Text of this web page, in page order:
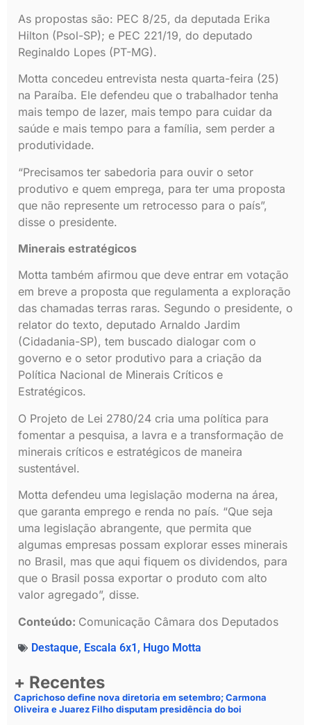
As propostas são: PEC 8/25, da deputada Erika
Hilton (Psol-SP); e PEC 221/19, do deputado
Reginaldo Lopes (PT-MG).
Motta concedeu entrevista nesta quarta-feira (25)
na Paraíba. Ele defendeu que o trabalhador tenha
mais tempo de lazer, mais tempo para cuidar da
saúde e mais tempo para a família, sem perder a
produtividade.
“Precisamos ter sabedoria para ouvir o setor
produtivo e quem emprega, para ter uma proposta
que não represente um retrocesso para o país”,
disse o presidente.
Minerais estratégicos
Motta também afirmou que deve entrar em votação
em breve a proposta que regulamenta a exploração
das chamadas terras raras. Segundo o presidente, o
relator do texto, deputado Arnaldo Jardim
(Cidadania-SP), tem buscado dialogar com o
governo e o setor produtivo para a criação da
Política Nacional de Minerais Críticos e
Estratégicos.
O Projeto de Lei 2780/24 cria uma política para
fomentar a pesquisa, a lavra e a transformação de
minerais críticos e estratégicos de maneira
sustentável.
Motta defendeu uma legislação moderna na área,
que garanta emprego e renda no país. “Que seja
uma legislação abrangente, que permita que
algumas empresas possam explorar esses minerais
no Brasil, mas que aqui fiquem os dividendos, para
que o Brasil possa exportar o produto com alto
valor agregado”, disse.
Conteúdo: Comunicação Câmara dos Deputados
Destaque, Escala 6x1, Hugo Motta
+ Recentes
Caprichoso define nova diretoria em setembro; Carmona
Oliveira e Juarez Filho disputam presidência do boi